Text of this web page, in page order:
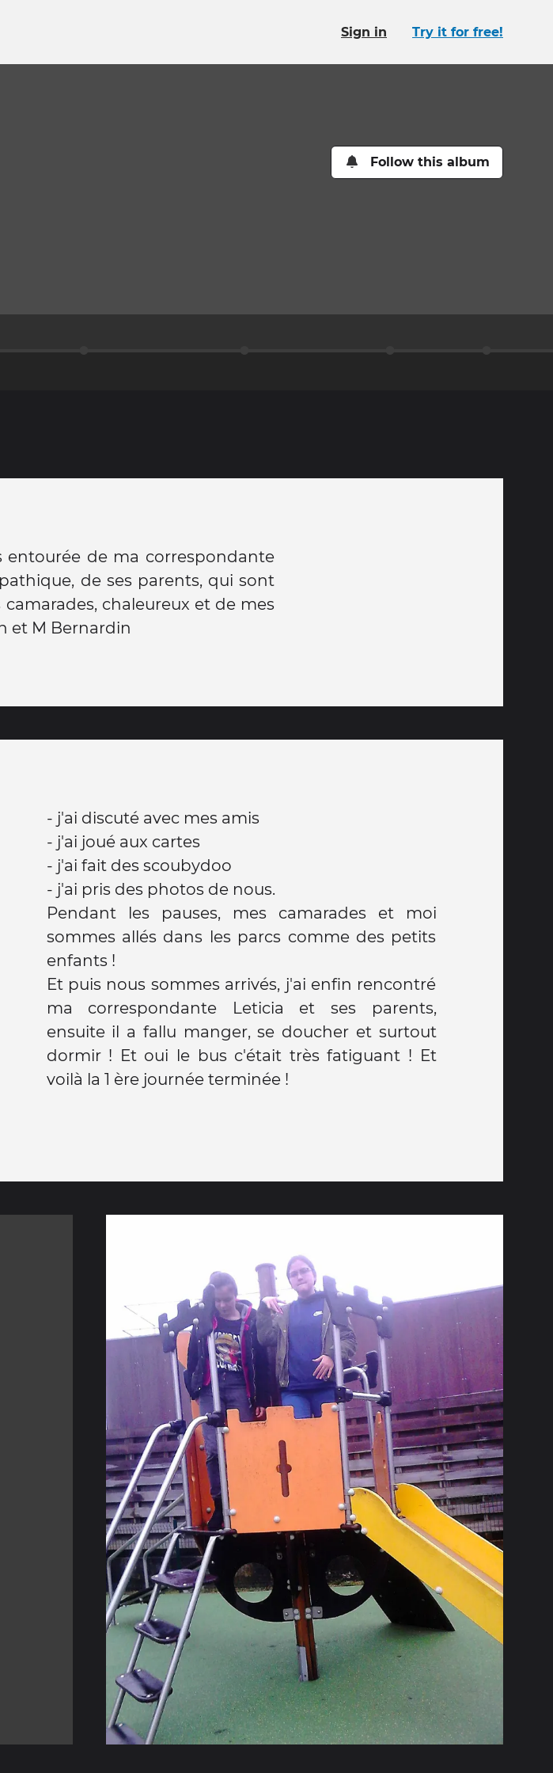
Sign in Try it for free!
Follow this album
entourée de ma correspondante
de ses parents, qui sont
chaleureux et de mes
et M Bernardin
- j'ai discuté avec mes amis
- j'ai joué aux cartes
- j'ai fait des scoubydoo
- j'ai pris des photos de nous.
Pendant les pauses, mes camarades et moi
sommes allés dans les parcs comme des petits
enfants !
Et puis nous sommes arrivés, j'ai enfin rencontré
ma correspondante Leticia et ses parents,
ensuite il a fallu manger, se doucher et surtout
dormir ! Et oui le bus c'était très fatiguant ! Et
voilà la 1 ère journée terminée !